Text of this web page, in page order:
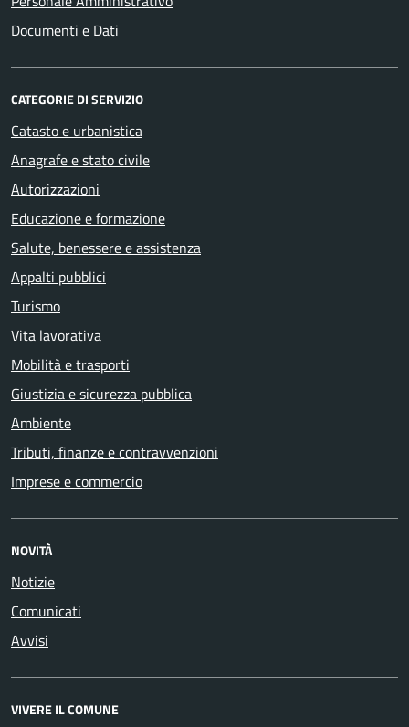
Documenti e Dati
CATEGORIE DI SERVIZIO
Catasto e urbanistica
Anagrafe e stato civile
Autorizzazioni
Educazione e formazione
Salute, benessere e assistenza
Appalti pubblici
Turismo
Vita lavorativa
Mobilità e trasporti
Giustizia e sicurezza pubblica
Ambiente
Tributi, finanze e contravvenzioni
Imprese e commercio
NOVITÀ
Notizie
Comunicati
Avvisi
VIVERE IL COMUNE